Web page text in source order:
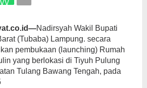
Nadirsyah Wakil Bupati
(Tubaba) Lampung. secara
pembukaan (launching) Rumah
yang berlokasi di Tiyuh Pulung
Tulang Bawang Tengah, pada